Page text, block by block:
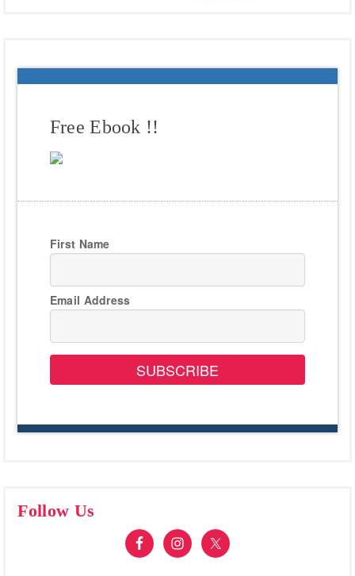
Free Ebook !!
First Name
Email Address
SUBSCRIBE
Follow Us